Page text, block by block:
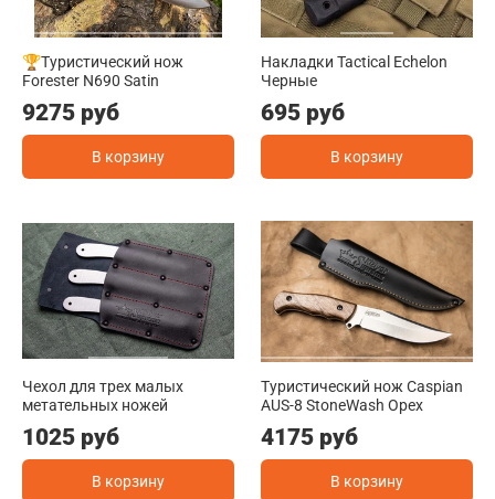
🏆Туристический нож
Forester N690 Satin
9275 руб
В корзину
Накладки Tactical Echelon
Черные
695 руб
В корзину
Чехол для трех малых
метательных ножей
1025 руб
В корзину
Туристический нож Caspian
AUS-8 StoneWash Орех
4175 руб
В корзину